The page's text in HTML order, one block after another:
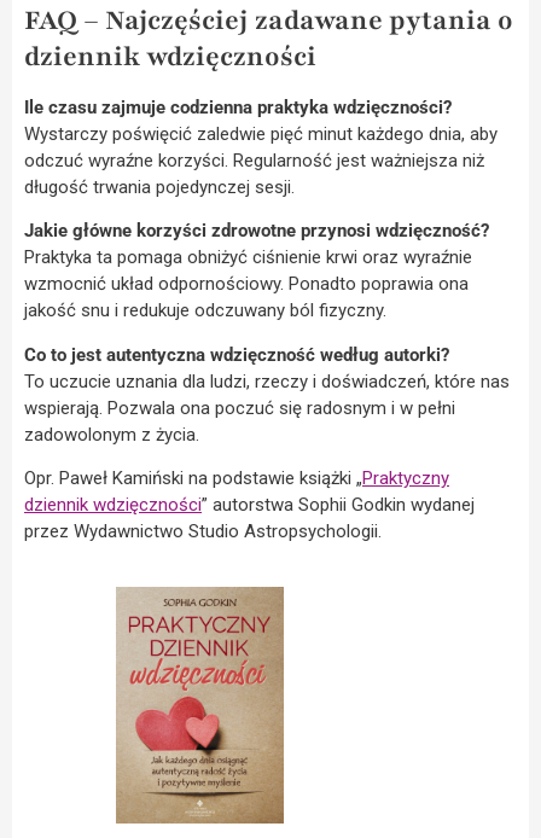
FAQ – Najczęściej zadawane pytania o
dziennik wdzięczności
Ile czasu zajmuje codzienna praktyka wdzięczności?
Wystarczy poświęcić zaledwie pięć minut każdego dnia, aby
odczuć wyraźne korzyści. Regularność jest ważniejsza niż
długość trwania pojedynczej sesji.
Jakie główne korzyści zdrowotne przynosi wdzięczność?
Praktyka ta pomaga obniżyć ciśnienie krwi oraz wyraźnie
wzmocnić układ odpornościowy. Ponadto poprawia ona
jakość snu i redukuje odczuwany ból fizyczny.
Co to jest autentyczna wdzięczność według autorki?
To uczucie uznania dla ludzi, rzeczy i doświadczeń, które nas
wspierają. Pozwala ona poczuć się radosnym i w pełni
zadowolonym z życia.
Opr. Paweł Kamiński na podstawie książki „Praktyczny
dziennik wdzięczności” autorstwa Sophii Godkin wydanej
przez Wydawnictwo Studio Astropsychologii.